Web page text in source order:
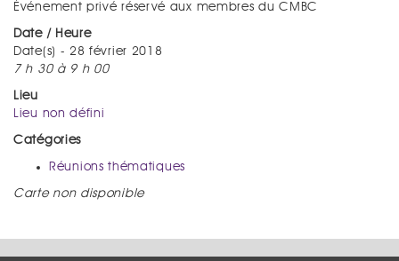
Événement privé réservé aux membres du CMBC
Date / Heure
Date(s) - 28 février 2018
7 h 30 à 9 h 00
Lieu
Lieu non défini
Catégories
Réunions thématiques
Carte non disponible